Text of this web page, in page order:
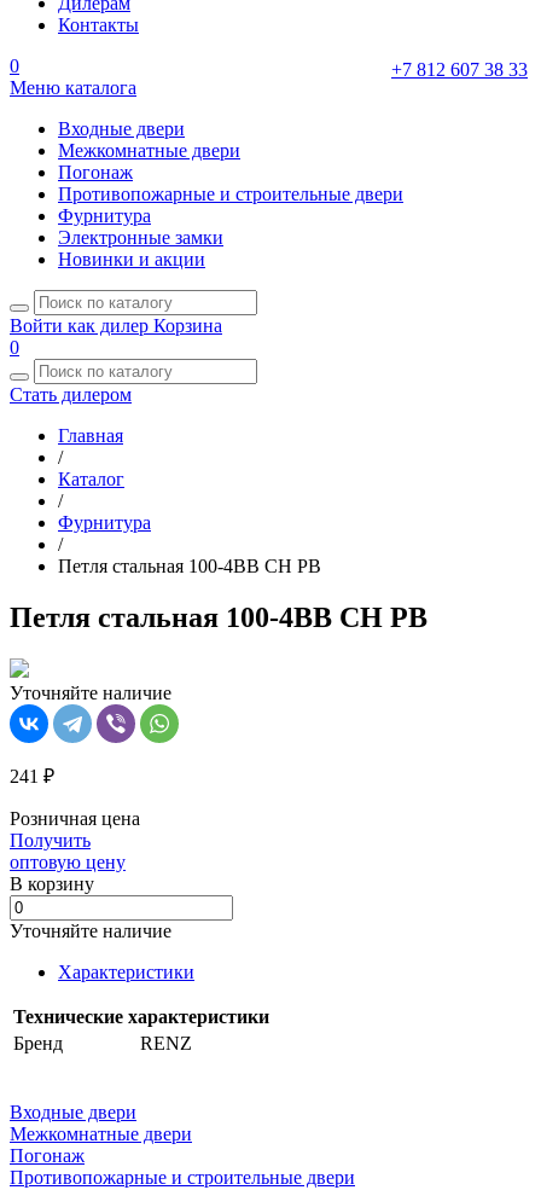
Контакты
+7 812 607 38 33
0
Меню каталога
Входные двери
Межкомнатные двери
Погонаж
Противопожарные и строительные двери
Фурнитура
Электронные замки
Новинки и акции
Войти как дилер Корзина
0
Стать дилером
Главная
/
Каталог
/
Фурнитура
/
Петля стальная 100-4BB CH PB
Петля стальная 100-4BB CH PB
Уточняйте наличие
241 ₽
Розничная цена
Получить
оптовую цену
В корзинy
Уточняйте наличие
Характеристики
Технические характеристики
Бренд
RENZ
Входные двери
Межкомнатные двери
Погонаж
Противопожарные и строительные двери